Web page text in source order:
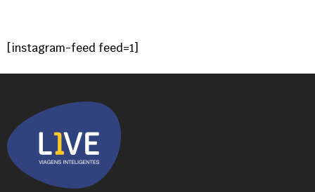
[instagram-feed feed=1]